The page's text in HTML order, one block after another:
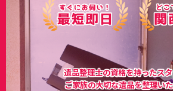
遺品整理士の資格を持ったスタ
ご家族の大切な遺品を整理い